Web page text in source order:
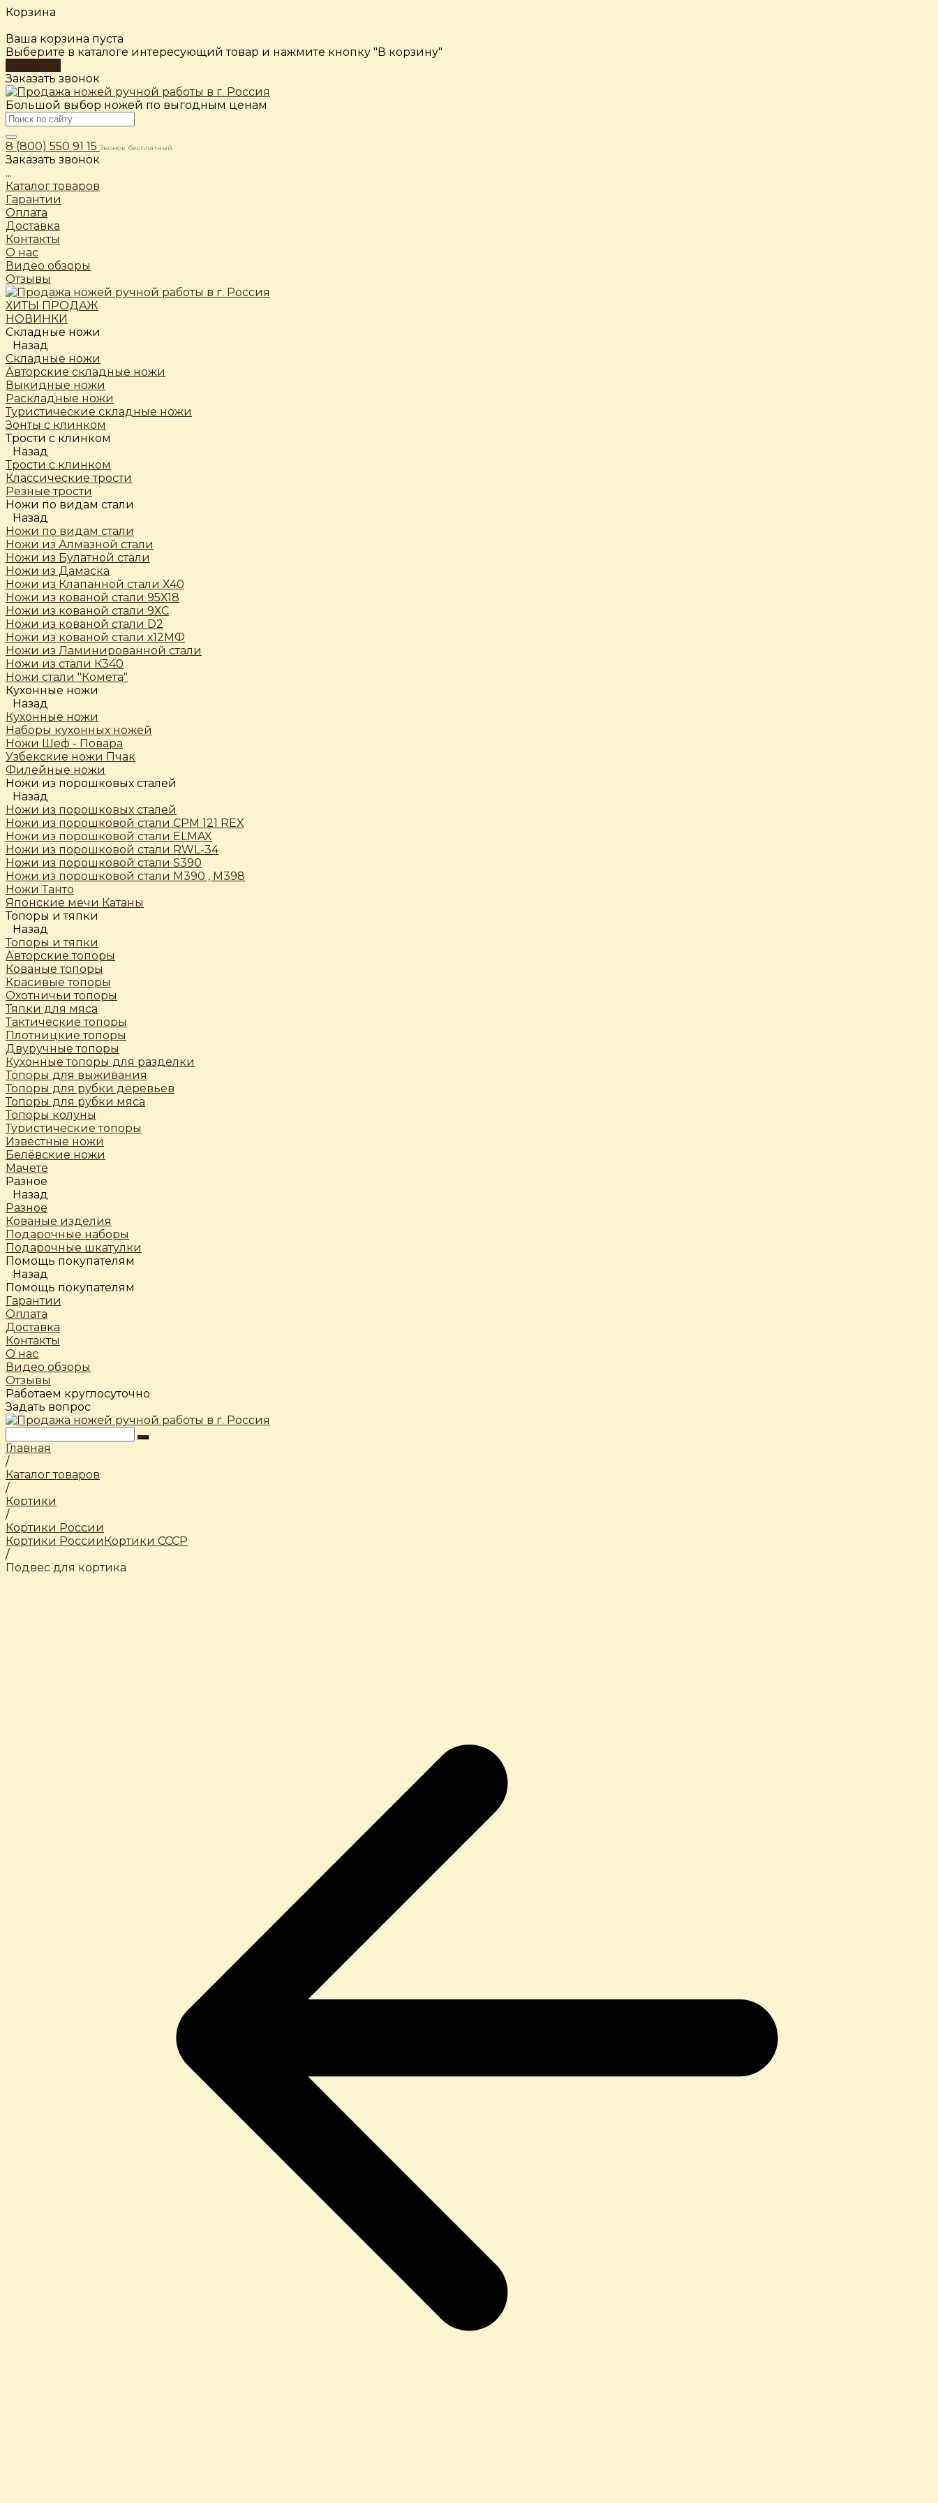
Корзина
Ваша корзина пуста
Выберите в каталоге интересующий товар и нажмите кнопку "В корзину"
Заказать звонок
Большой выбор ножей по выгодным ценам
8 (800) 550 91 15 Звонок бесплатный
Заказать звонок
...
Каталог товаров
Гарантии
Оплата
Доставка
Контакты
О нас
Видео обзоры
Отзывы
ХИТЫ ПРОДАЖ
НОВИНКИ
Складные ножи
Назад
Складные ножи
Авторские складные ножи
Выкидные ножи
Раскладные ножи
Туристические складные ножи
Зонты с клинком
Трости c клинком
Назад
Трости c клинком
Классические трости
Резные трости
Ножи по видам стали
Назад
Ножи по видам стали
Ножи из Алмазной стали
Ножи из Булатной стали
Ножи из Дамаска
Ножи из Клапанной стали Х40
Ножи из кованой стали 95Х18
Ножи из кованой стали 9ХС
Ножи из кованой стали D2
Ножи из кованой стали х12МФ
Ножи из Ламинированной стали
Ножи из стали К340
Ножи стали "Комета"
Кухонные ножи
Назад
Кухонные ножи
Наборы кухонных ножей
Ножи Шеф - Повара
Узбекские ножи Пчак
Филейные ножи
Ножи из порошковых сталей
Назад
Ножи из порошковых сталей
Ножи из порошковой стали CPM 121 REX
Ножи из порошковой стали ELMAX
Ножи из порошковой стали RWL-34
Ножи из порошковой стали S390
Ножи из порошковой стали М390 , М398
Ножи Танто
Японские мечи Катаны
Топоры и тяпки
Назад
Топоры и тяпки
Авторские топоры
Кованые топоры
Красивые топоры
Охотничьи топоры
Тяпки для мяса
Тактические топоры
Плотницкие топоры
Двуручные топоры
Кухонные топоры для разделки
Топоры для выживания
Топоры для рубки деревьев
Топоры для рубки мяса
Топоры колуны
Туристические топоры
Известные ножи
Белёвские ножи
Мачете
Разное
Назад
Разное
Кованые изделия
Подарочные наборы
Подарочные шкатулки
Помощь покупателям
Назад
Помощь покупателям
Гарантии
Оплата
Доставка
Контакты
О нас
Видео обзоры
Отзывы
Работаем круглосуточно
Задать вопрос
Главная
/
Каталог товаров
/
Кортики
/
Кортики России
Кортики РоссииКортики СССР
/
Подвес для кортика